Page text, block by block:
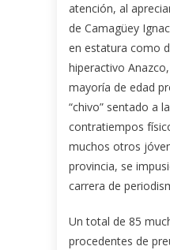
atención, al
de Camagüey
en estatura como
hiperactivo
mayoría de edad
“chivo” sentado a
contratiempos
muchos otros
provincia, se
carrera de
Un total de 85
procedentes de